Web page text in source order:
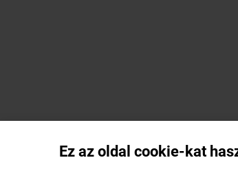
Ez az oldal cookie-kat